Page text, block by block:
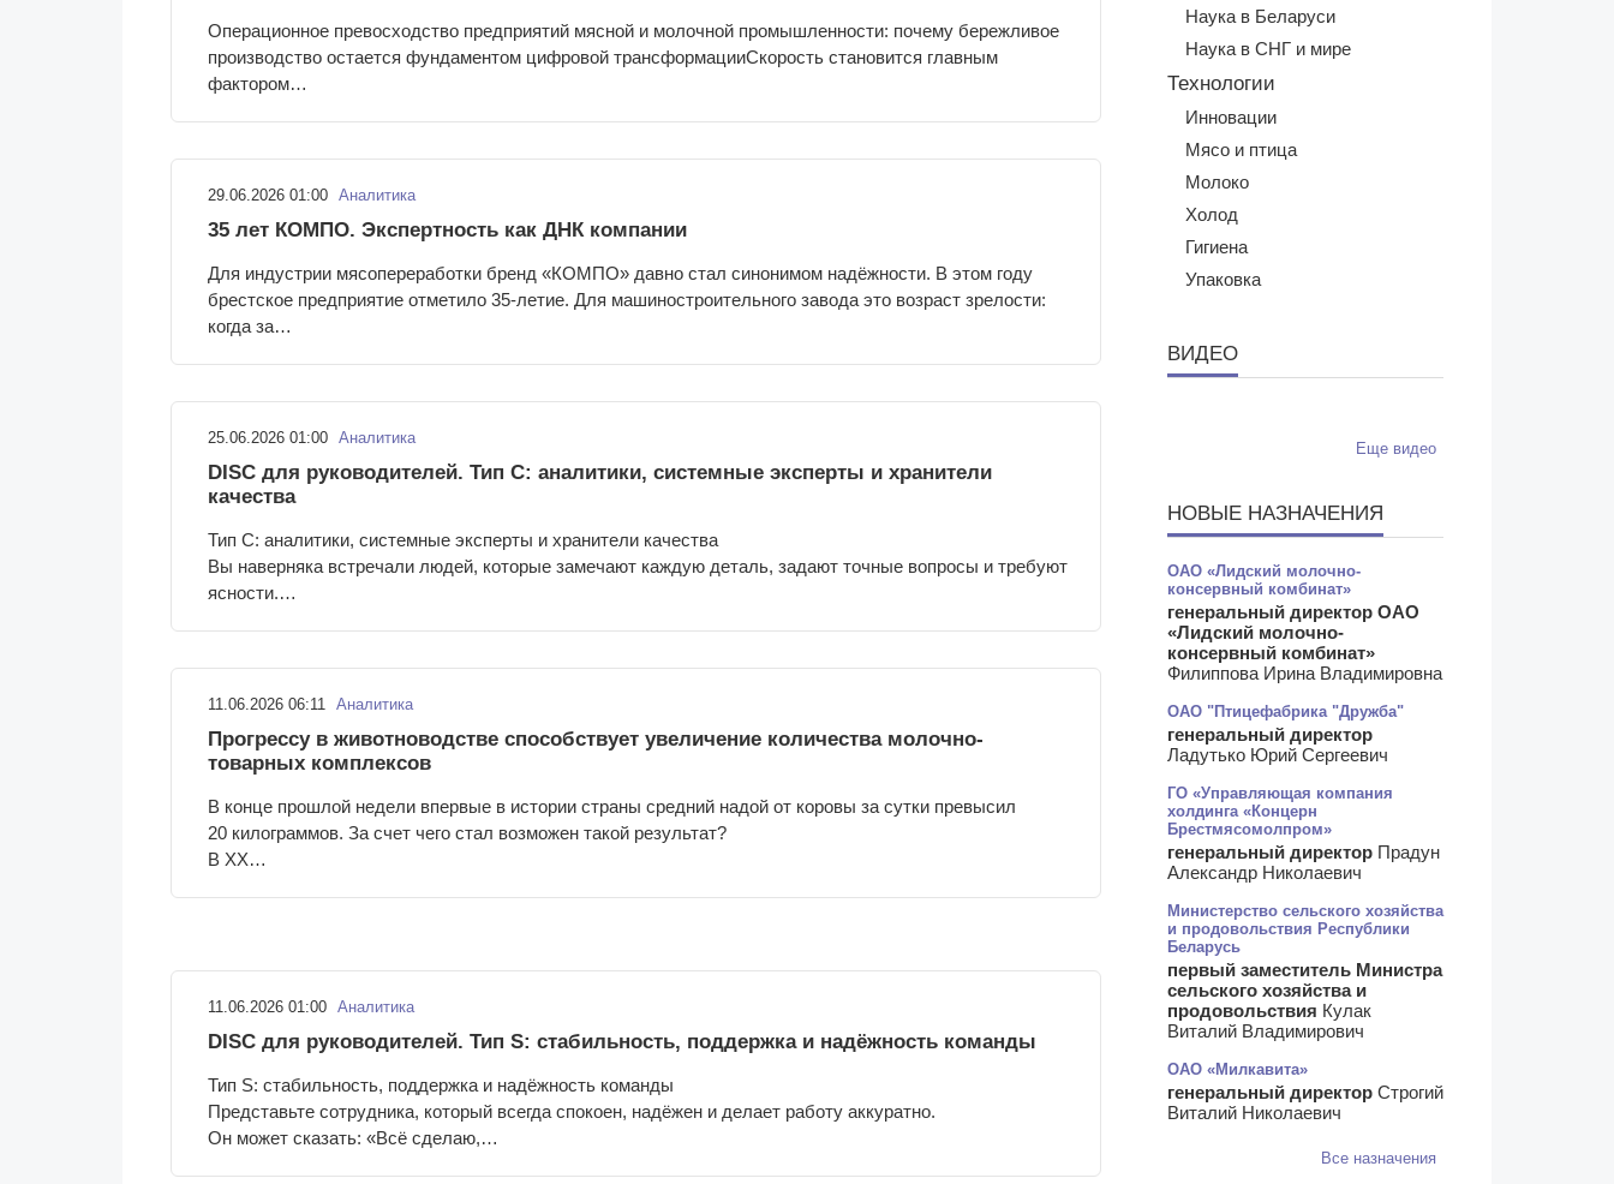
Операционное превосходство предприятий мясной и молочной промышленности: почему бережливое
производство остается фундаментом цифровой трансформацииСкорость становится главным
фактором…
29.06.2026 01:00 Аналитика
35 лет КОМПО. Экспертность как ДНК компании
Для индустрии мясопереработки бренд «КОМПО» давно стал синонимом надёжности. В этом году
брестское предприятие отметило 35-летие. Для машиностроительного завода это возраст зрелости:
когда за…
25.06.2026 01:00 Аналитика
DISC для руководителей. Тип C: аналитики, системные эксперты и хранители
качества
Тип C: аналитики, системные эксперты и хранители качества
Вы наверняка встречали людей, которые замечают каждую деталь, задают точные вопросы и требуют
ясности.…
11.06.2026 06:11 Аналитика
Прогрессу в животноводстве способствует увеличение количества молочно-
товарных комплексов
В конце прошлой недели впервые в истории страны средний надой от коровы за сутки превысил
20 килограммов. За счет чего стал возможен такой результат?
В XX…
11.06.2026 01:00 Аналитика
DISC для руководителей. Тип S: стабильность, поддержка и надёжность команды
Тип S: стабильность, поддержка и надёжность команды
Представьте сотрудника, который всегда спокоен, надёжен и делает работу аккуратно.
Он может сказать: «Всё сделаю,…
Наука в Беларуси
Наука в СНГ и мире
Технологии
Инновации
Мясо и птица
Молоко
Холод
Гигиена
Упаковка
ВИДЕО
Еще видео
НОВЫЕ НАЗНАЧЕНИЯ
ОАО «Лидский молочно-
консервный комбинат»
генеральный директор ОАО
«Лидский молочно-
консервный комбинат»
Филиппова Ирина Владимировна
ОАО "Птицефабрика "Дружба"
генеральный директор
Ладутько Юрий Сергеевич
ГО «Управляющая компания
холдинга «Концерн
Брестмясомолпром»
генеральный директор Прадун
Александр Николаевич
Министерство сельского хозяйства
и продовольствия Республики
Беларусь
первый заместитель Министра
сельского хозяйства и
продовольствия Кулак
Виталий Владимирович
ОАО «Милкавита»
генеральный директор Строгий
Виталий Николаевич
Все назначения